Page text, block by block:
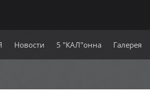
Новости 5 "КАЛ"онна Галерея